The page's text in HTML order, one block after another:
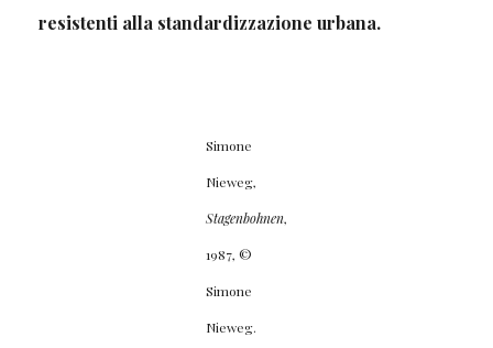
resistenti alla standardizzazione urbana.
Simone
Nieweg,
Stagenbohnen,
1987, ©
Simone
Nieweg.